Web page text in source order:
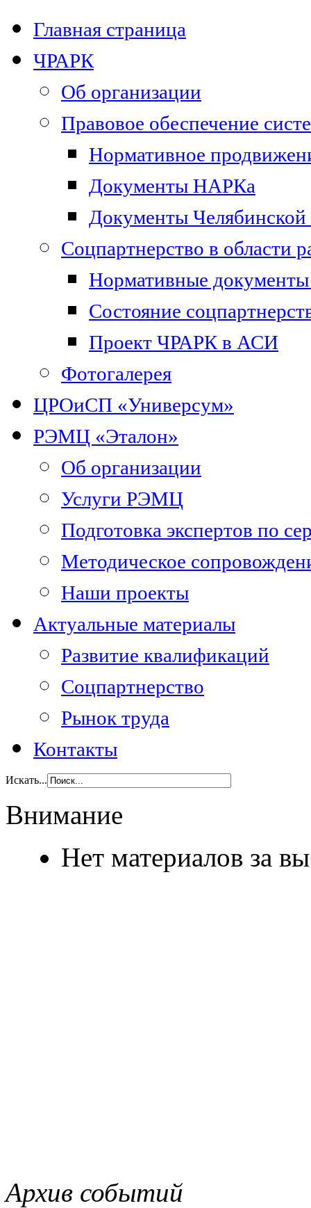
Главная страница
ЧРАРК
Об организации
Правовое обеспечение
Нормативное
Документы НАРКа
Документы Челябинской
Соцпартнерство в области
Нормативные документы
Состояние
Проект ЧРАРК в АСИ
Фотогалерея
ЦРОиСП «Универсум»
РЭМЦ «Эталон»
Об организации
Услуги РЭМЦ
Подготовка экспертов по
Методическое
Наши проекты
Актуальные материалы
Развитие квалификаций
Соцпартнерство
Рынок труда
Контакты
Искать...
Внимание
Нет материалов за
Архив событий